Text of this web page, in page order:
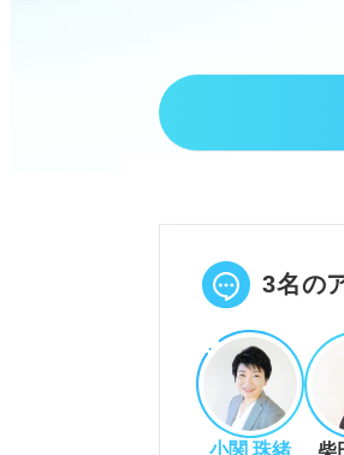
ドラッグス
業界の課題
POINT：口
業界理解を深
ドラッグス
3名の
小関 珠緒 柴